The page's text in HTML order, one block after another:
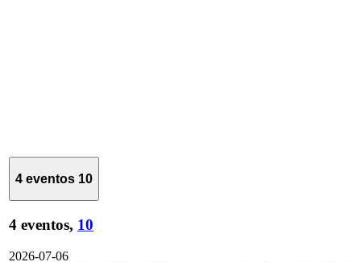
4 eventos 10
4 eventos, 10
2026-07-06